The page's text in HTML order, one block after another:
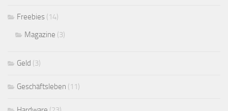
Freebies (14)
Magazine (3)
Geld (3)
Geschäftsleben (11)